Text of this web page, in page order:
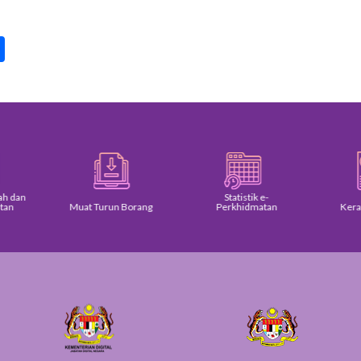
Muat Turun Borang
Perkhidmatan
Keratan Akhbar